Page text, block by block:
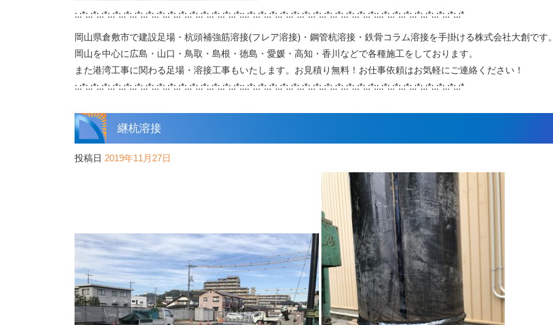
:.:*:.:*:.:*:.:*:.:*:.:*:.:*:.:*:.:*:.:*:.:*:.:*:.:*:.:*:.:*::.:*:.:*:.:*:.:*:.:*:.:*:.:*:.:*:.:*:.:*:.:*:.:*::.:*:.:*:.:*:.:*:.:*:.:*:.:*:.:*
岡山県倉敷市で建設足場・杭頭補強筋溶接(フレア溶接)・鋼管杭溶接・鉄骨コラム溶接を手掛ける株式会社大創です。
岡山を中心に広島・山口・鳥取・島根・徳島・愛媛・高知・香川などで各種施工をしております。
また港湾工事に関わる足場・溶接工事もいたします。お見積り無料！お仕事依頼はお気軽にご連絡ください！
:.:*:.:*:.:*:.:*:.:*:.:*:.:*:.:*:.:*:.:*:.:*:.:*:.:*:.:*:.:*::.:*:.:*:.:*:.:*:.:*:.:*:.:*:.:*:.:*:.:*:.:*:.:*::.:*:.:*:.:*:.:*:.:*:.:*:.:*:.:*
継杭溶接
投稿日 2019年11月27日